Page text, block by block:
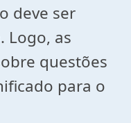
deve ser
Logo, as
questões
para o